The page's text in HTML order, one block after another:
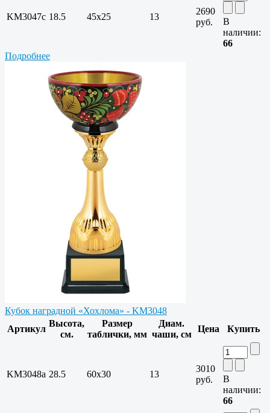
KM3047c 18.5 45x25 13
2690
руб.
В
наличии:
66
Подробнее
Кубок наградной «Хохлома» - KM3048
Артикул
Высота,
см.
Размер
таблички, мм
Диам.
чаши, см
Цена Купить
KM3048a 28.5 60x30 13
3010
руб.
В
наличии:
66